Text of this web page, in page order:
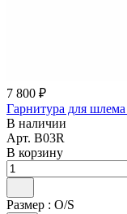
7 800 ₽
Гарнитура для
В наличии
Арт. B03R
В корзину
Размер : O/S